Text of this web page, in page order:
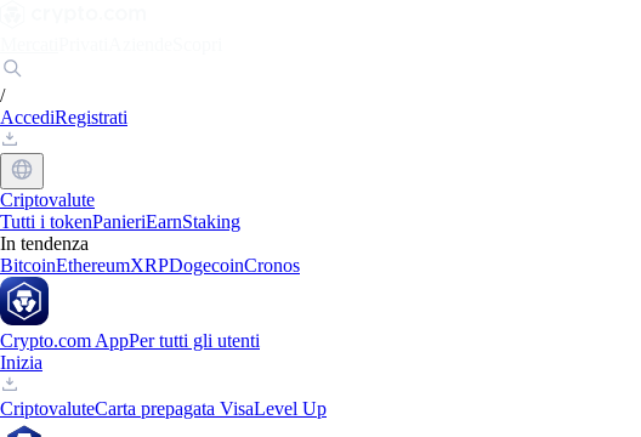
/
AccediRegistrati
Criptovalute
Tutti i tokenPanieriEarnStaking
In tendenza
BitcoinEthereumXRPDogecoinCronos
Crypto.com AppPer tutti gli utenti
Inizia
CriptovaluteCarta prepagata VisaLevel Up